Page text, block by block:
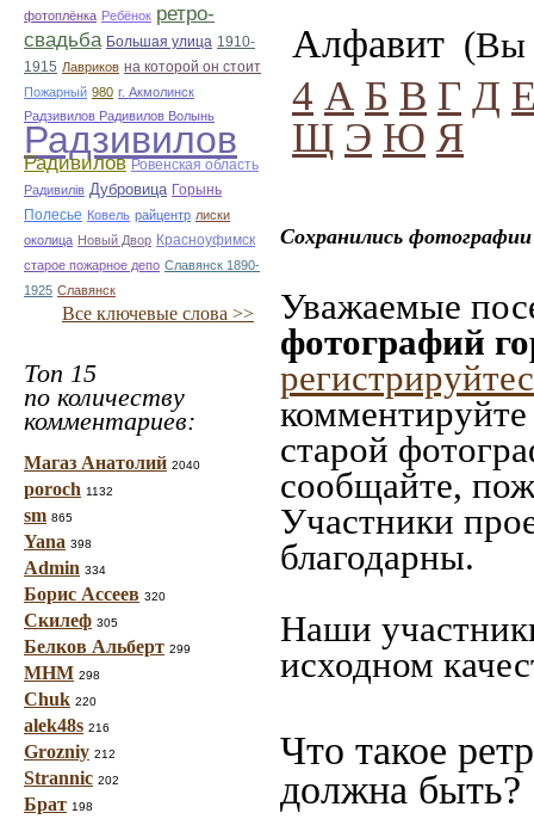
фотоплёнка Ребёнок ретро-
свадьба Большая улица 1910-
1915 Лавриков на которой он стоит
Пожарный 980 г. Акмолинск
Радзивилов Радивилов Волынь
Радзивилов
Радивилов Ровенская область
Радивилiв Дубровица Горынь
Полесье Ковель райцентр лиски
околица Новый Двор Красноуфимск
старое пожарное депо Славянск 1890-
1925 Славянск
Все ключевые слова >>
Топ 15
по количеству
комментариев:
Магаз Анатолий 2040
poroch 1132
sm 865
Yana 398
Admin 334
Борис Ассеев 320
Скилеф 305
Белков Альберт 299
МНМ 298
Chuk 220
alek48s 216
Grozniy 212
Strannic 202
Брат 198
Алфавит (Вы
4 А Б В Г Д
Щ Э Ю Я
Сохранились
Уважаемые
фотографий
старой
сообщайте,
Участники
благодарны.
Наши
исходном
Что такое
должна быть?